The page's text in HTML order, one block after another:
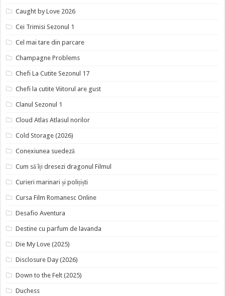
Caught by Love 2026
Cei Trimisi Sezonul 1
Cel mai tare din parcare
Champagne Problems
Chefi La Cutite Sezonul 17
Chefi la cutite Viitorul are gust
Clanul Sezonul 1
Cloud Atlas Atlasul norilor
Cold Storage (2026)
Conexiunea suedeză
Cum să îți dresezi dragonul Filmul
Curieri marinari și polițiști
Cursa Film Romanesc Online
Desafio Aventura
Destine cu parfum de lavanda
Die My Love (2025)
Disclosure Day (2026)
Down to the Felt (2025)
Duchess